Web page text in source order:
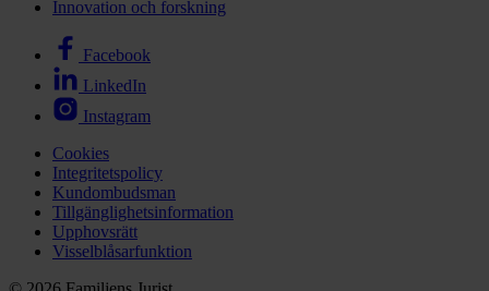
Innovation och forskning
Facebook
LinkedIn
Instagram
Cookies
Integritetspolicy
Kundombudsman
Tillgänglighetsinformation
Upphovsrätt
Visselblåsarfunktion